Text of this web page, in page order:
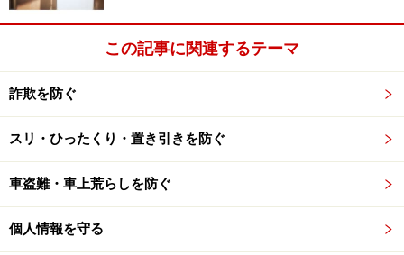
ず、自分自身への注意喚起としてしっかり見ておきまし
ょう。自分自身の住まいの周辺での情報には、報道され
です。さらに、集合住宅の隣人や近隣住人に関する情報
も、意識して得るようにしましょう。目や耳から得られ
る情報はたくさんあるはずです。
この記事に関連するテーマ
詐欺を防ぐ
スリ・ひったくり・置き引きを防ぐ
車盗難・車上荒らしを防ぐ
個人情報を守る